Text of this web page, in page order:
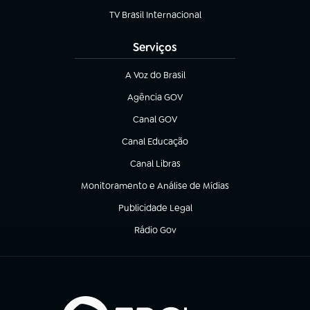
TV Brasil Internacional
(abre em nova aba)
Serviços
A Voz do Brasil
(abre em nova aba)
Agência GOV
(abre em nova aba)
Canal GOV
(abre em nova aba)
Canal Educação
(abre em nova aba)
Canal Libras
(abre em nova aba)
Monitoramento e Análise de Mídias
(abre em nova aba)
Publicidade Legal
(abre em nova aba)
Rádio Gov
(abre em nova aba)